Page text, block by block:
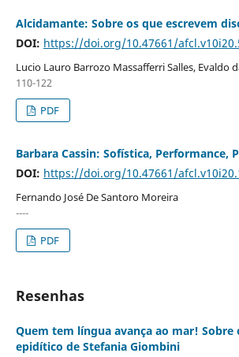
Alcidamante: Sobre os que escrevem
DOI: https://doi.org/10.47661/
Lucio Lauro Barrozo Massafferri Salles, Evaldo
110-122
PDF
Barbara Cassin: Sofística, Performance,
DOI: https://doi.org/10.47661/
Fernando José De Santoro Moreira
----
PDF
Resenhas
Quem tem língua avança ao mar! Sobre
epidítico de Stefania Giombini